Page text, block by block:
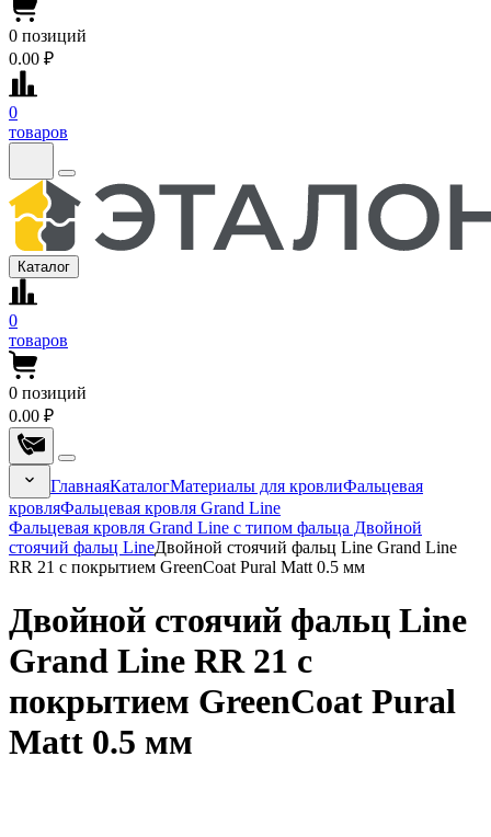
0 позиций
0.00 ₽
0
товаров
Каталог
0
товаров
0 позиций
0.00 ₽
ГлавнаяКаталогМатериалы для кровлиФальцевая
кровляФальцевая кровля Grand Line
Фальцевая кровля Grand Line с типом фальца Двойной
стоячий фальц LineДвойной стоячий фальц Line Grand Line
RR 21 с покрытием GreenCoat Pural Matt 0.5 мм
Двойной стоячий фальц Line
Grand Line RR 21 с
покрытием GreenCoat Pural
Matt 0.5 мм